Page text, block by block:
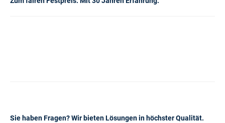
Sie haben Fragen? Wir bieten Lösungen in höchster Qualität.